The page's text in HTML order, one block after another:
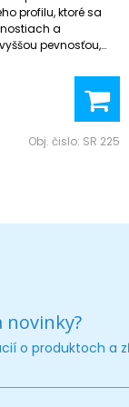
profilu, ktoré sa
a
pevnosťou,
Obj. čislo: SR 225
novinky?
o produktoch a